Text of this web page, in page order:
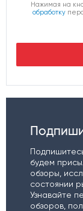
Нажимая на
обработку
будем
обзоры,
состоянии
Узнавайте
обзоров,